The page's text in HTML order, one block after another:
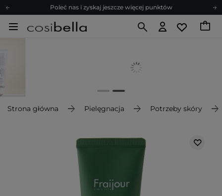
Poleć nas i zyskaj jeszcze więcej punktów
Zapisz się na newsletter pełen porad
Poleć nas i zyskaj jeszcze więcej punktów
Strona główna Pielęgnacja Potrzeby skóry